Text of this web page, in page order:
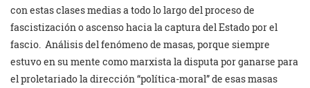
con estas clases medias a todo lo largo del proceso de
fascistización o ascenso hacia la captura del Estado por el
fascio. Análisis del fenómeno de masas, porque siempre
estuvo en su mente como marxista la disputa por ganarse para
el proletariado la dirección “política-moral” de esas masas